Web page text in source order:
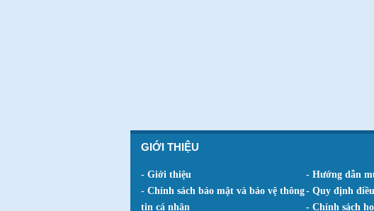
GIỚI THIỆU
- Giới thiệu
- Hướng dẫn
- Chính sách bảo mật và bảo vệ thông
tin cá nhân
- Quy định
- Chính sách